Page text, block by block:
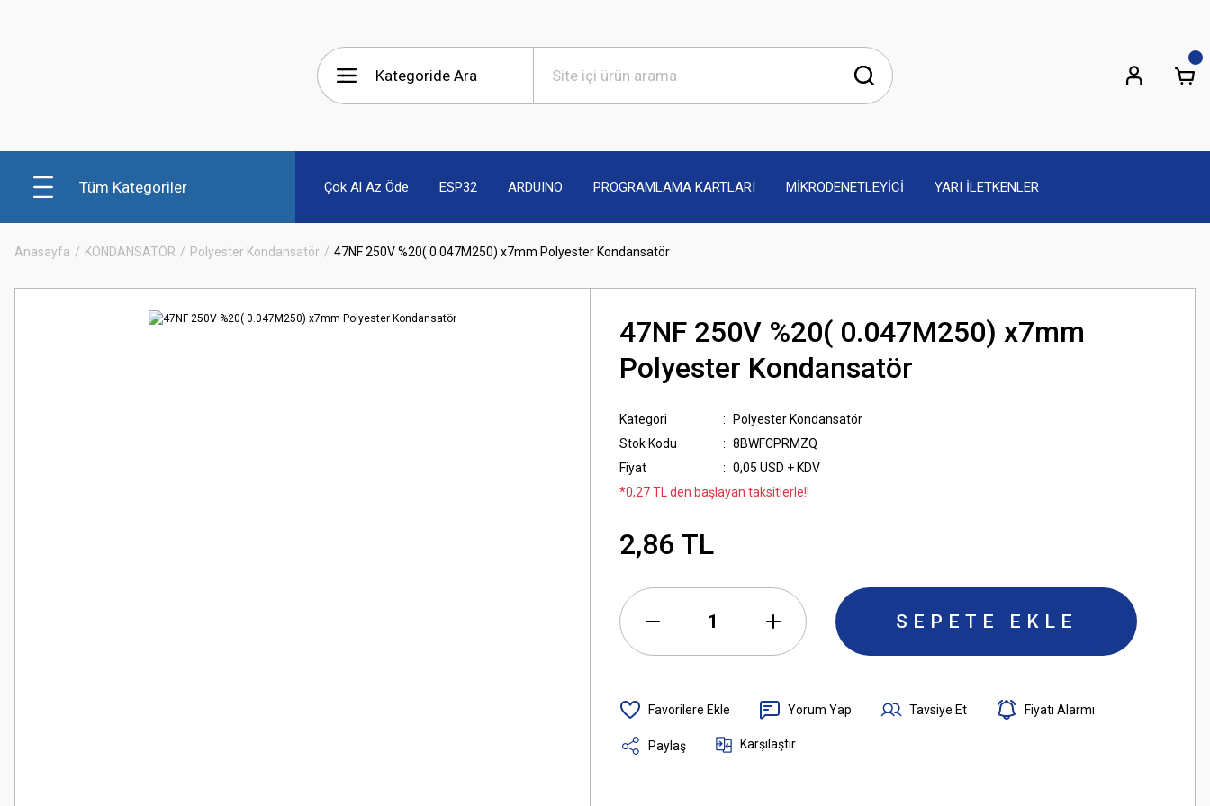
Tüm Kategoriler Çok Al Az Öde ESP32 ARDUINO PROGRAMLAMA KARTLARI MİKRODENETLEYİCİ YARI İLETKENLER
Anasayfa KONDANSATÖR Polyester Kondansatör 47NF 250V %20( 0.047M250) x7mm Polyester Kondansatör
47NF 250V %20( 0.047M250) x7mm
Polyester Kondansatör
Kategori
Polyester Kondansatör
Stok Kodu
8BWFCPRMZQ
Fiyat
0,05 USD + KDV
*0,27 TL den başlayan taksitlerle!!
2,86 TL
SEPETE EKLE
Yorum Yap Tavsiye Et Fiyatı Alarmı
Paylaş Karşılaştır